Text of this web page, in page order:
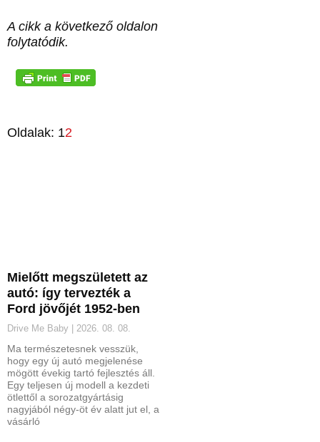
A cikk a következő oldalon
folytatódik.
Oldalak: 12
Mielőtt megszületett az
autó: így tervezték a
Ford jövőjét 1952-ben
Drive Me Baby 2026. 08. 08.
Ma természetesnek vesszük,
hogy egy új autó megjelenése
mögött évekig tartó fejlesztés áll.
Egy teljesen új modell a kezdeti
ötlettől a sorozatgyártásig
nagyjából négy-öt év alatt jut el, a
vásárló